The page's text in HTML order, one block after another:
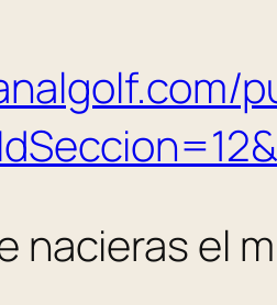
nacieras el